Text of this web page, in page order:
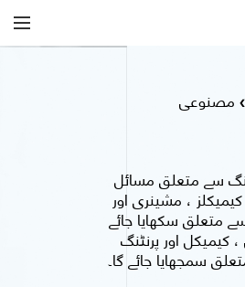
❯ مصنوعی
سے متعلق مسائل
، مشینری اور
متعلق سکھایا جائے
کیمیکل اور پرنٹنگ
سمجھایا جائے گا۔